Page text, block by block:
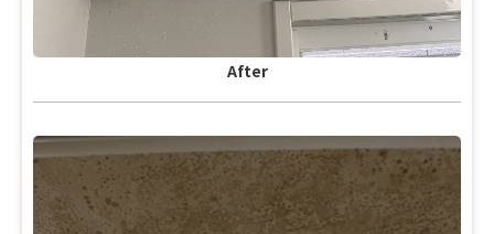
After